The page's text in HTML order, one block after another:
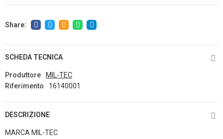
SCHEDA TECNICA
Produttore
MIL-TEC
Riferimento
16140001
DESCRIZIONE
MARCA MIL-TEC